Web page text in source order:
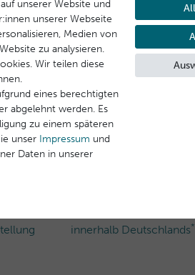
innerhalb Deutschlands
unserer Website und
unserer Webseite
Medien von
zu analysieren.
Wir teilen diese
eines berechtigten
abgelehnt werden. Es
zu einem späteren
unser Impressum und
Daten in unserer